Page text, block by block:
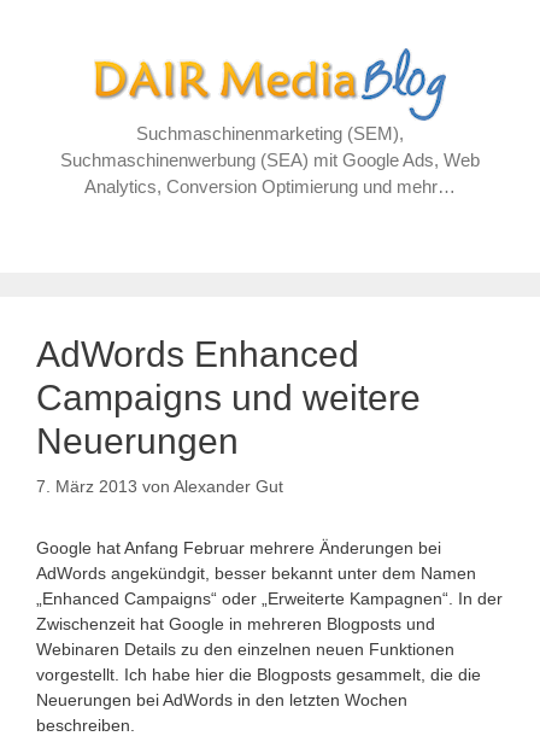
Suchmaschinenmarketing (SEM),
Suchmaschinenwerbung (SEA) mit Google Ads, Web
Analytics, Conversion Optimierung und mehr…
AdWords Enhanced
Campaigns und weitere
Neuerungen
7. März 2013 von Alexander Gut
Google hat Anfang Februar mehrere Änderungen bei
AdWords angekündgit, besser bekannt unter dem Namen
„Enhanced Campaigns“ oder „Erweiterte Kampagnen“. In der
Zwischenzeit hat Google in mehreren Blogposts und
Webinaren Details zu den einzelnen neuen Funktionen
vorgestellt. Ich habe hier die Blogposts gesammelt, die die
Neuerungen bei AdWords in den letzten Wochen
beschreiben.